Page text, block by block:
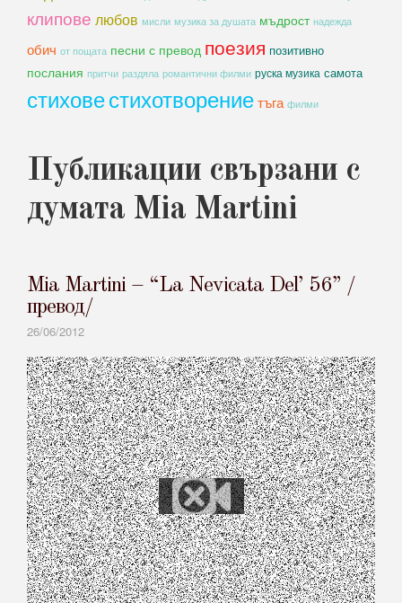
клипове любов мисли музика за душата мъдрост надежда
обич от пощата песни с превод поезия позитивно
послания притчи раздяла романтични филми руска музика самота
стиховестихотворениетъга филми
Публикации свързани с
думата Mia Martini
Mia Martini – “La Nevicata Del’ 56” /
превод/
26/06/2012